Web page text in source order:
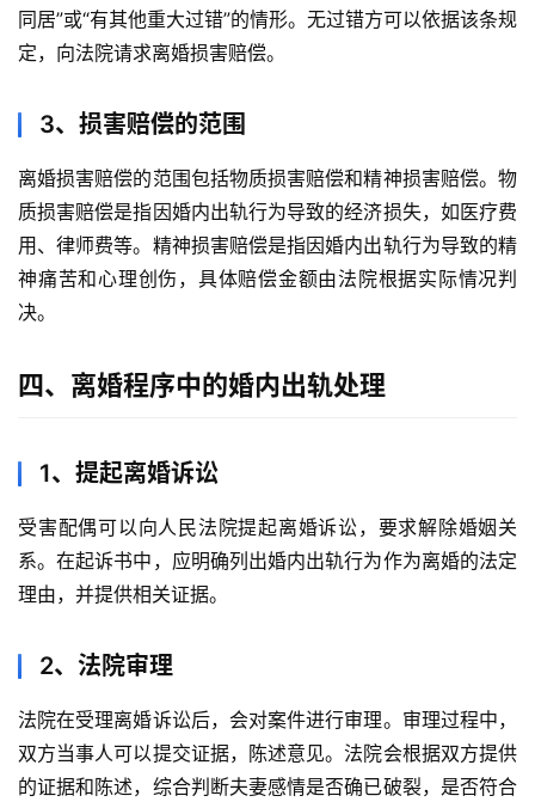
同居”或“有其他重大过错”的情形。无过错方可以依据该条规
定，向法院请求离婚损害赔偿。
3、损害赔偿的范围
离婚损害赔偿的范围包括物质损害赔偿和精神损害赔偿。物
质损害赔偿是指因婚内出轨行为导致的经济损失，如医疗费
用、律师费等。精神损害赔偿是指因婚内出轨行为导致的精
神痛苦和心理创伤，具体赔偿金额由法院根据实际情况判
决。
四、离婚程序中的婚内出轨处理
1、提起离婚诉讼
受害配偶可以向人民法院提起离婚诉讼，要求解除婚姻关
系。在起诉书中，应明确列出婚内出轨行为作为离婚的法定
理由，并提供相关证据。
2、法院审理
法院在受理离婚诉讼后，会对案件进行审理。审理过程中，
双方当事人可以提交证据，陈述意见。法院会根据双方提供
的证据和陈述，综合判断夫妻感情是否确已破裂，是否符合